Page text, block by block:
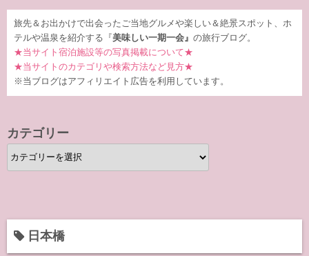
旅先＆お出かけで出会ったご当地グルメや楽しい＆絶景スポット、ホ
テルや温泉を紹介する『 美味しい一期一会』 の旅行ブログ。
★当サイト宿泊施設等の写真掲載について★
★当サイトのカテゴリや検索方法など見方★
※当ブログはアフィリエイト広告を利用しています。
カテゴリー
カ
テ
ー
日本橋